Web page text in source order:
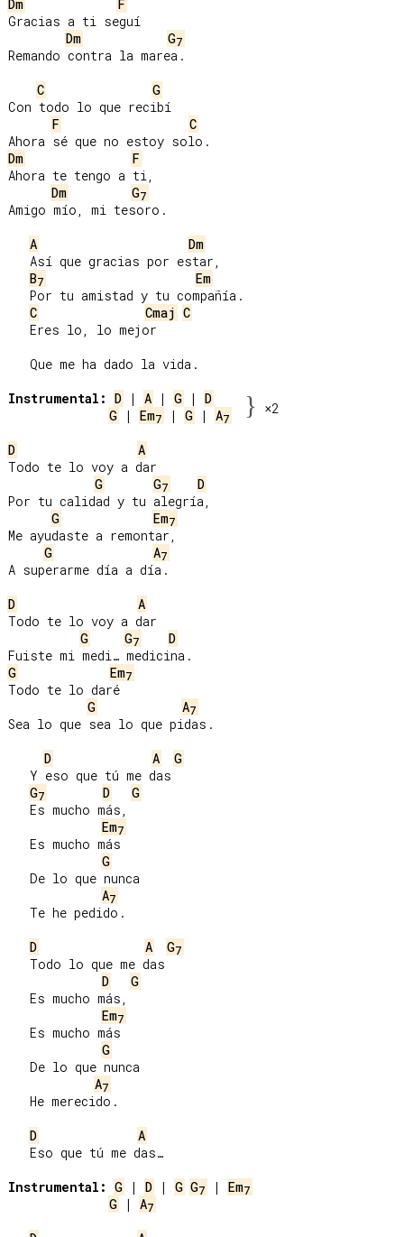
Dm
F
Gracias a ti seguí
Dm
G7
Remando contra la marea.
C
G
Con todo lo que recibí
F
C
Dm
F
Ahora te tengo a ti,
Dm
G7
Amigo mío, mi tesoro.
A
Dm
B7
Em
C
Cmaj C
Instrumental: D | A | G | D
G | Em7 | G | A7 } ×2
D
A
Todo te lo voy a dar
G
G7
D
Por tu calidad y tu alegría,
G
Em7
Me ayudaste a remontar,
G
A7
A superarme día a día.
D
A
Todo te lo voy a dar
G
G7
D
G
Em7
Todo te lo daré
G
A7
Sea lo que sea lo que pidas.
D
A
G
G7 D
G
Em7
G
A7
D
A G7
D
G
Em7
G
A7
D
A
Instrumental: G | D | G G7 | Em7
G | A7